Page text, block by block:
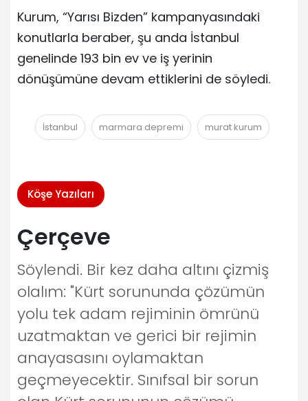
Kurum, “Yarısı Bizden” kampanyasındaki
konutlarla beraber, şu anda İstanbul
genelinde 193 bin ev ve iş yerinin
dönüşümüne devam ettiklerini de söyledi.
İstanbul marmara depremi murat kurum
Köşe Yazıları
Çerçeve
Söylendi. Bir kez daha altını çizmiş
olalım: "Kürt sorununda çözümün
yolu tek adam rejiminin ömrünü
uzatmaktan ve gerici bir rejimin
anayasasını oylamaktan
geçmeyecektir. Sınıfsal bir sorun